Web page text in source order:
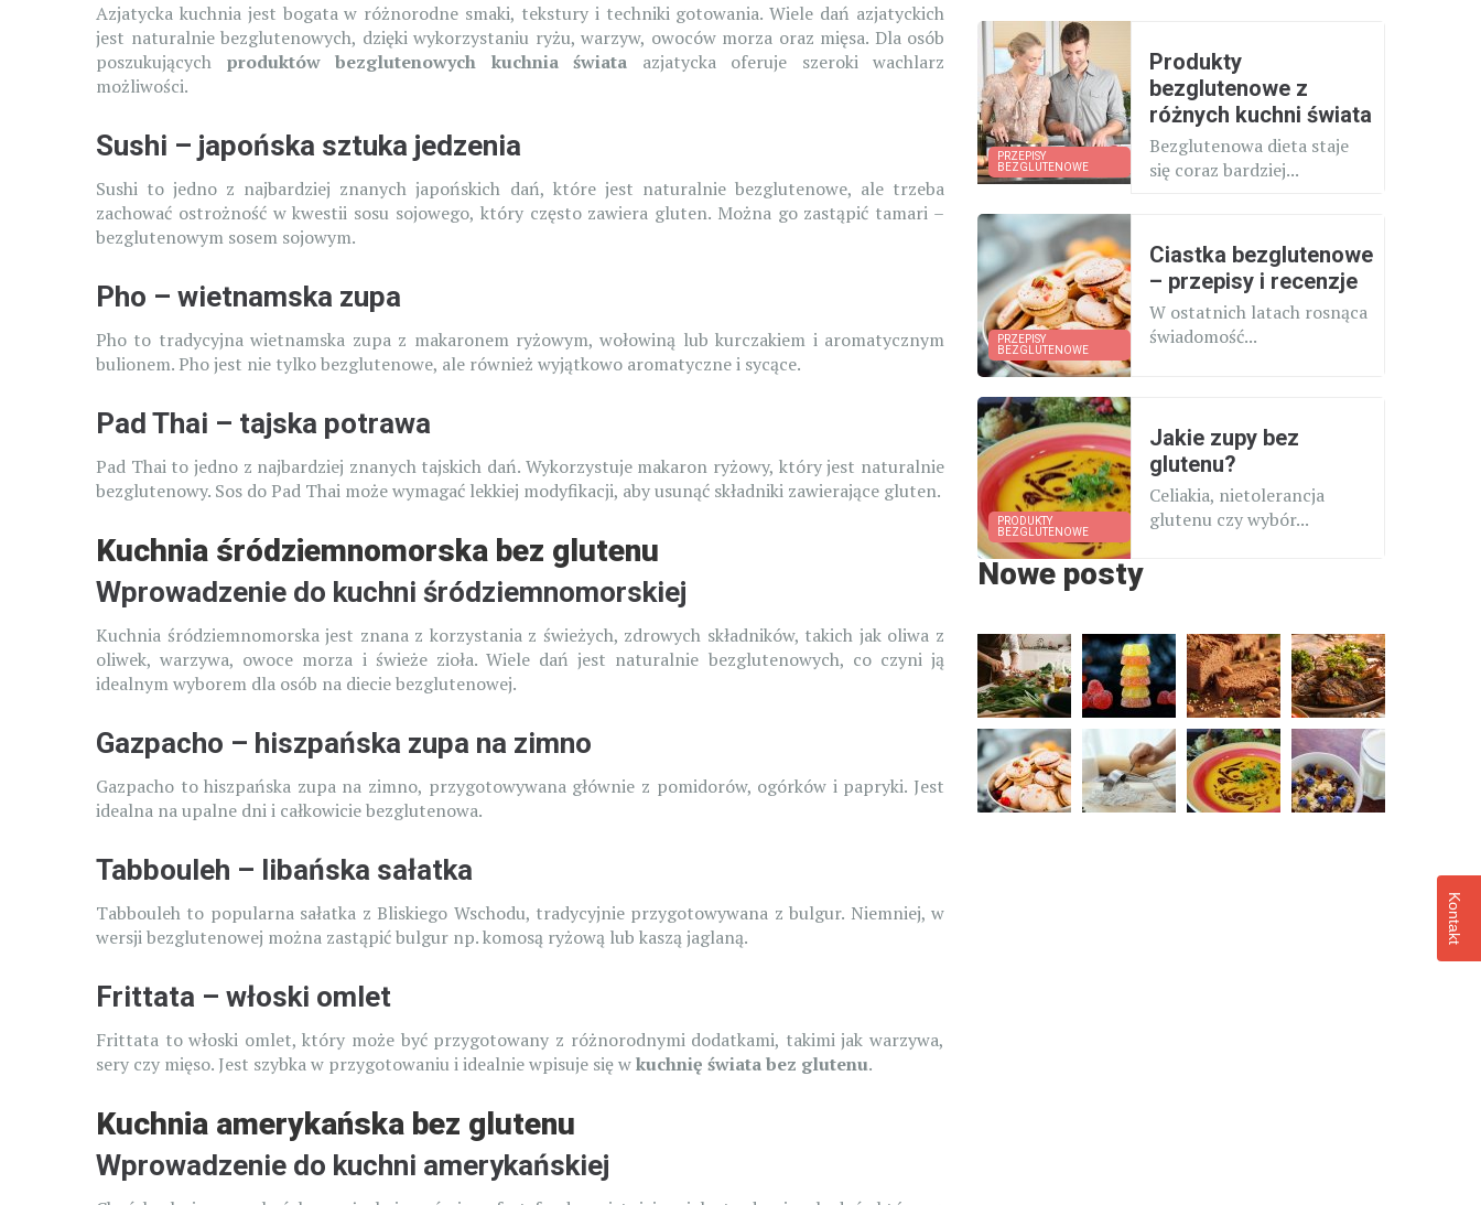
Azjatycka kuchnia jest bogata w różnorodne smaki, tekstury i techniki gotowania. Wiele dań azjatyckich
jest naturalnie bezglutenowych, dzięki wykorzystaniu ryżu, warzyw, owoców morza oraz mięsa. Dla osób
poszukujących produktów bezglutenowych kuchnia świata azjatycka oferuje szeroki wachlarz
możliwości.
Sushi – japońska sztuka jedzenia
Sushi to jedno z najbardziej znanych japońskich dań, które jest naturalnie bezglutenowe, ale trzeba
zachować ostrożność w kwestii sosu sojowego, który często zawiera gluten. Można go zastąpić tamari –
bezglutenowym sosem sojowym.
Pho – wietnamska zupa
Pho to tradycyjna wietnamska zupa z makaronem ryżowym, wołowiną lub kurczakiem i aromatycznym
bulionem. Pho jest nie tylko bezglutenowe, ale również wyjątkowo aromatyczne i sycące.
Pad Thai – tajska potrawa
Pad Thai to jedno z najbardziej znanych tajskich dań. Wykorzystuje makaron ryżowy, który jest naturalnie
bezglutenowy. Sos do Pad Thai może wymagać lekkiej modyfikacji, aby usunąć składniki zawierające gluten.
Kuchnia śródziemnomorska bez glutenu
Wprowadzenie do kuchni śródziemnomorskiej
Kuchnia śródziemnomorska jest znana z korzystania z świeżych, zdrowych składników, takich jak oliwa z
oliwek, warzywa, owoce morza i świeże zioła. Wiele dań jest naturalnie bezglutenowych, co czyni ją
idealnym wyborem dla osób na diecie bezglutenowej.
Gazpacho – hiszpańska zupa na zimno
Gazpacho to hiszpańska zupa na zimno, przygotowywana głównie z pomidorów, ogórków i papryki. Jest
idealna na upalne dni i całkowicie bezglutenowa.
Tabbouleh – libańska sałatka
Tabbouleh to popularna sałatka z Bliskiego Wschodu, tradycyjnie przygotowywana z bulgur. Niemniej, w
wersji bezglutenowej można zastąpić bulgur np. komosą ryżową lub kaszą jaglaną.
Frittata – włoski omlet
Frittata to włoski omlet, który może być przygotowany z różnorodnymi dodatkami, takimi jak warzywa,
sery czy mięso. Jest szybka w przygotowaniu i idealnie wpisuje się wkuchnię świata bez glutenu.
Kuchnia amerykańska bez glutenu
Wprowadzenie do kuchni amerykańskiej
PRZEPISY
BEZGLUTENOWE
Produkty
bezglutenowe z
różnych kuchni świata
Bezglutenowa dieta staje
się coraz bardziej...
PRZEPISY
BEZGLUTENOWE
Ciastka bezglutenowe
– przepisy i recenzje
W ostatnich latach rosnąca
świadomość...
PRODUKTY
BEZGLUTENOWE
Jakie zupy bez
glutenu?
Celiakia, nietolerancja
glutenu czy wybór...
Nowe posty
Kontakt